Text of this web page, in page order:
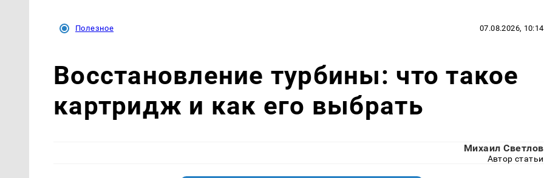
Полезное 07.08.2026, 10:14
Восстановление турбины: что такое
картридж и как его выбрать
Михаил Светлов
Автор статьи